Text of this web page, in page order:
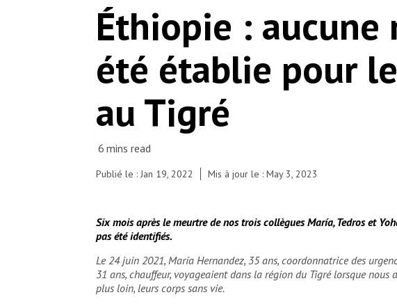
consultation at a mobile clinic in the village of
Adiftaw, in the northern Ethiopian region of Tigray.
Éthiopie : aucune
été établie pour
au Tigré
Publié le : Jan 19, 2022 Mis à jour le : May 3, 2023
Six mois après le meurtre de nos trois collègues María, Tedros et
pas été identifiés.
Le 24 juin 2021, María Hernandez, 35 ans, coordonnatrice des
31 ans, chauffeur, voyageaient dans la région du Tigré lorsque
plus loin, leurs corps sans vie.